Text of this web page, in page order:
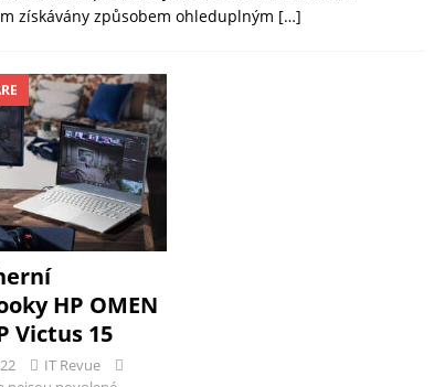
získávány způsobem ohleduplným […]
HP OMEN
Victus 15
IT Revue